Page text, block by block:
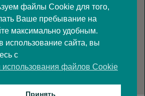
файлы Cookie для того,
Ваше пребывание на
максимально удобным.
использование сайта, вы
с
использования файлов Cookie
Принять